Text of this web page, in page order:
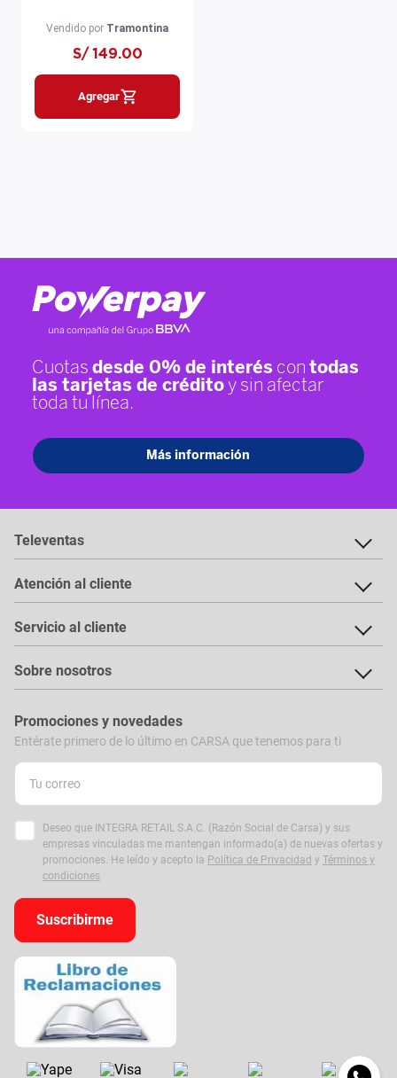
Vendido por Tramontina
S/ 149.00
Agregar
Televentas
Atención al cliente
Servicio al cliente
Sobre nosotros
Promociones y novedades
Entérate primero de lo último en CARSA que tenemos para ti
Deseo que INTEGRA RETAIL S.A.C. (Razón Social de Carsa) y sus
empresas vinculadas me mantengan informado(a) de nuevas ofertas y
promociones. He leído y acepto la Política de Privacidad y Términos y
condiciones
Suscribirme